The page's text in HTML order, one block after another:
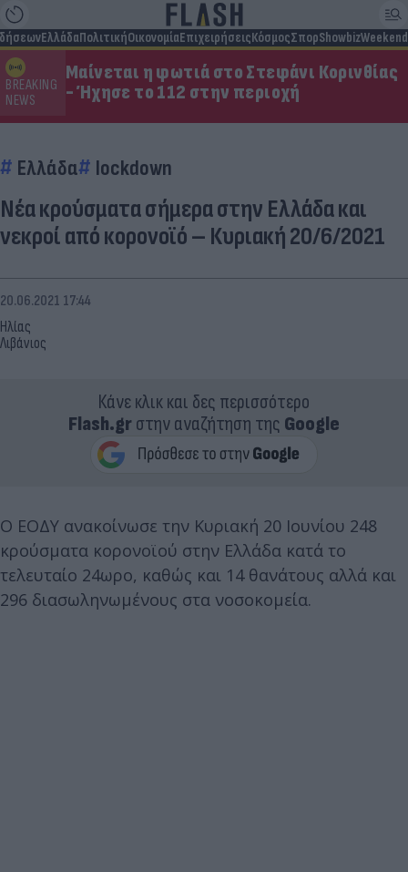
ΕλλάδαΠολιτικήΟικονομίαΕπιχειρήσειςΚόσμοςΣπορShowbizWeekend
BREAKING
NEWS
Μαίνεται η φωτιά στο Στεφάνι Κορινθίας
- Ήχησε το 112 στην περιοχή
Ελλάδα lockdown
Νέα κρούσματα σήμερα στην Ελλάδα και
νεκροί από κορονοϊό – Κυριακή 20/6/2021
Ηλίας
Λιβάνιος
20.06.2021 17:44
Κάνε κλικ και δες περισσότερο
Flash.grστην αναζήτηση της Google
Ο ΕΟΔΥ ανακοίνωσε την Κυριακή 20 Ιουνίου 248
κρούσματα κορονοϊού στην Ελλάδα κατά το
τελευταίο 24ωρο, καθώς και 14 θανάτους αλλά και
296 διασωληνωμένους στα νοσοκομεία.